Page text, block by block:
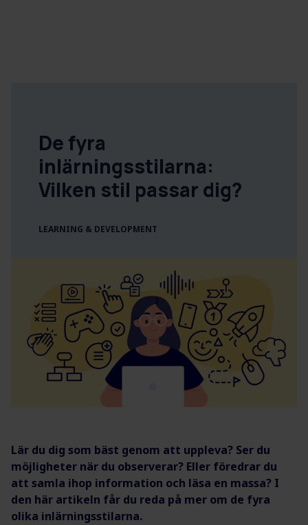
De fyra
inlärningsstilarna:
Vilken stil passar dig?
LEARNING & DEVELOPMENT
Lär du dig som bäst genom att uppleva? Ser du
möjligheter när du observerar? Eller föredrar du
att samla ihop information och läsa en massa? I
den här artikeln får du reda på mer om de fyra
olika inlärningsstilarna.